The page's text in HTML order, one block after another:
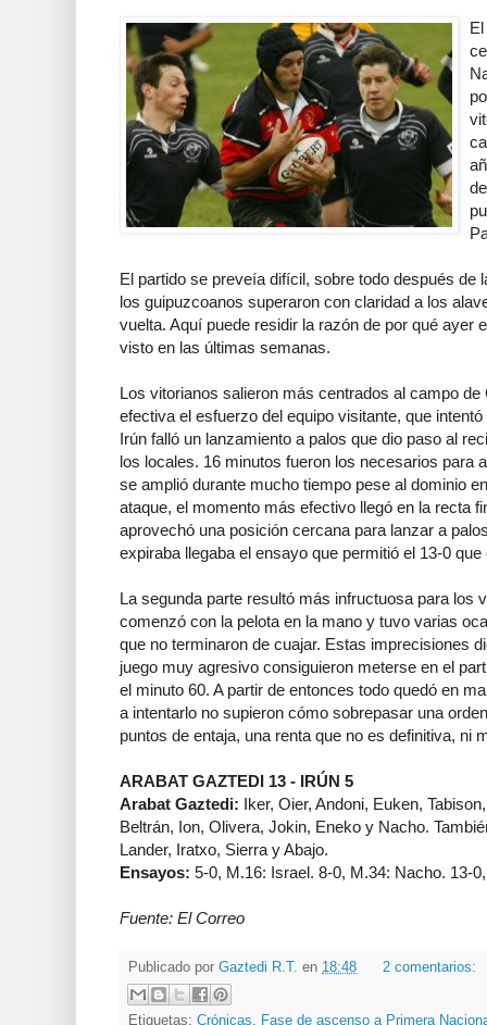
El partido se preveía difícil, sobre todo después de
los guipuzcoanos superaron con claridad a los
vuelta. Aquí puede residir la razón de por qué ayer
visto en las últimas semanas.
Los vitorianos salieron más centrados al campo
efectiva el esfuerzo del equipo visitante, que
Irún falló un lanzamiento a palos que dio paso al
los locales. 16 minutos fueron los necesarios para
se amplió durante mucho tiempo pese al dominio
ataque, el momento más efectivo llegó en la recta
aprovechó una posición cercana para lanzar a
expiraba llegaba el ensayo que permitió el 13-0
La segunda parte resultó más infructuosa para los
comenzó con la pelota en la mano y tuvo varias
que no terminaron de cuajar. Estas imprecisiones
juego muy agresivo consiguieron meterse en el
el minuto 60. A partir de entonces todo quedó en
a intentarlo no supieron cómo sobrepasar una
puntos de entaja, una renta que no es definitiva, ni
ARABAT GAZTEDI 13 - IRÚN 5
Arabat Gaztedi: Iker, Oier, Andoni, Euken,
Beltrán, Ion, Olivera, Jokin, Eneko y Nacho.
Lander, Iratxo, Sierra y Abajo.
Ensayos: 5-0, M.16: Israel. 8-0, M.34: Nacho. 13-
Fuente: El Correo
Publicado por Gaztedi R.T. en 18:48 2 comentarios:
Etiquetas: Crónicas Fase de ascenso a Primera